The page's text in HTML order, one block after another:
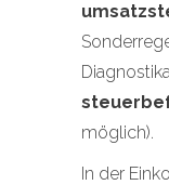
möglich).
In der